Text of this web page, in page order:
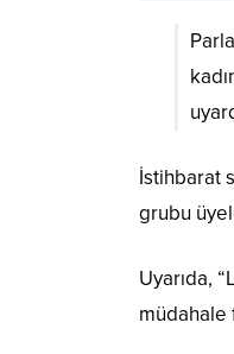
İstihbarat
grubu
Uyarıda,
müdahale